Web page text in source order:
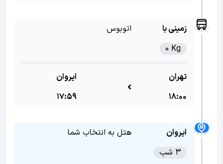
زمینی با
اتوبوس
0 Kg
تهران
18:00
ایروان
17:59
ایروان
هتل به انتخاب شما
3 شب